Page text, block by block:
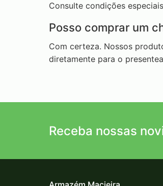
Consulte condições
Posso comprar um
Com certeza. Nossos
diretamente para o
Receba nossas